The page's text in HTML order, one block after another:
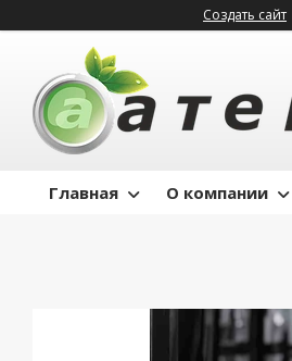
Создать сайт
Главная О компании